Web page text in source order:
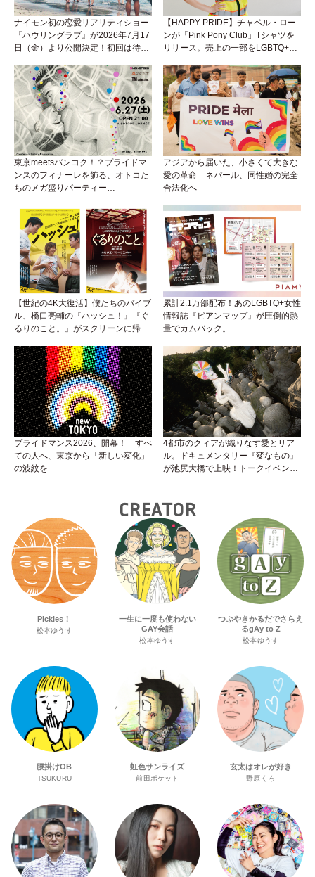
ナイモン初の恋愛リアリティショー
『ハウリングラブ』が2026年7月17
日（金）より公開決定！初回は待望
【HAPPY PRIDE】チャペル・ロー
ンが「Pink Pony Club」Tシャツを
リリース。売上の一部をLGBTQ+＆
ジェクトへ寄付
東京meetsバンコク！？プライドマ
ンスのフィナーレを飾る、オトコた
ちのメガ盛りパーティー
来！
アジアから届いた、小さくて大きな
愛の革命 ネパール、同性婚の完全
合法化へ
【世紀の4K大復活】僕たちのバイブ
ル、橋口亮輔の『ハッシュ！』『ぐ
るりのこと。』がスクリーンに帰っ
ていくためのサバイバル・ガイド
累計2.1万部配布！あのLGBTQ+女性
情報誌『ビアンマップ』が圧倒的熱
量でカムバック。
プライドマンス2026、開幕！ すべ
ての人へ、東京から「新しい変化」
の波紋を
4都市のクィアが織りなす愛とリア
ル。ドキュメンタリー『変なもの』
が池尻大橋で上映！トークイベント
CREATOR
Pickles！
松本ゆうす
一生に一度も使わない
GAY会話
松本ゆうす
つぶやきかるだでさらえ
るgAy to Z
松本ゆうす
腰掛けOB
TSUKURU
虹色サンライズ
前田ポケット
玄太はオレが好き
野原くろ